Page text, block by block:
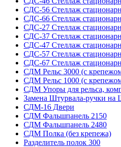
СДС-56 Стеллаж
СДС-66 Стеллаж
СДС-27 Стеллаж
СДС-37 Стеллаж
СДС-47 Стеллаж
СДС-57 Стеллаж
СДС-67 Стеллаж
СДМ Рельс 3000 (с
СДМ Рельс 1000 (с
СДМ Упоры для рельса,
Замена Штурвала-ручки на
СДМ-16 Двери
СДМ Фальшпанель 2150
СДМ Фальшпанель 2480
СДМ Полка (без крепежа)
Разделитель полок 300